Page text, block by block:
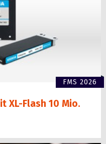
FMS 2026
XL-Flash 10 Mio.